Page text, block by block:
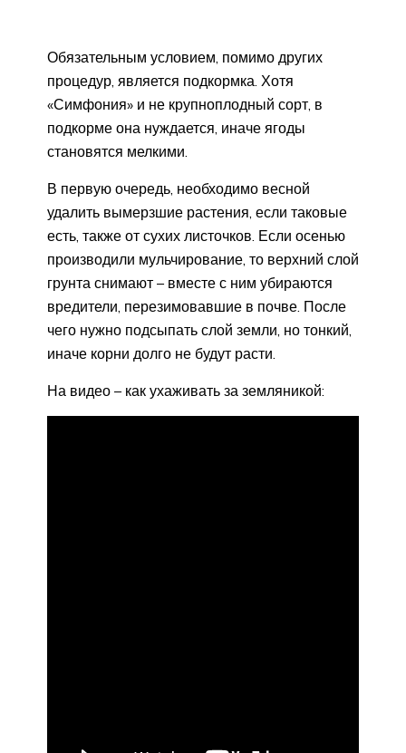
Обязательным условием, помимо других
процедур, является подкормка. Хотя
«Симфония» и не крупноплодный сорт, в
подкорме она нуждается, иначе ягоды
становятся мелкими.
В первую очередь, необходимо весной
удалить вымерзшие растения, если таковые
есть, также от сухих листочков. Если осенью
производили мульчирование, то верхний слой
грунта снимают – вместе с ним убираются
вредители, перезимовавшие в почве. После
чего нужно подсыпать слой земли, но тонкий,
иначе корни долго не будут расти.
На видео – как ухаживать за земляникой: